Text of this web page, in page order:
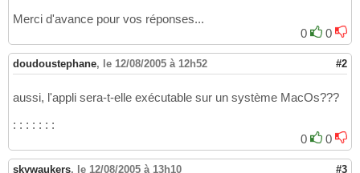
Merci d'avance pour vos réponses...
0
0
doudoustephane, le 12/08/2005 à 12h52 #2
aussi, l'appli sera-t-elle exécutable sur un système MacOs???
: : : : : : :
0
0
skywaukers, le 12/08/2005 à 13h10 #3